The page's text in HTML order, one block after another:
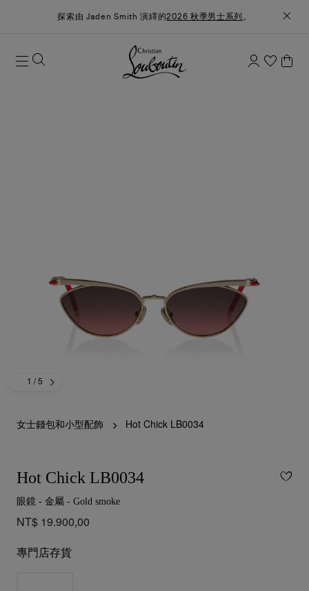
探索由 Jaden Smith 演繹的2026 秋季男士系列 。
1 / 5
女士錢包和小型配飾 Hot Chick LB0034
Hot Chick LB0034
眼鏡 - 金屬 - Gold smoke
NT$ 19.900,00
專門店存貨